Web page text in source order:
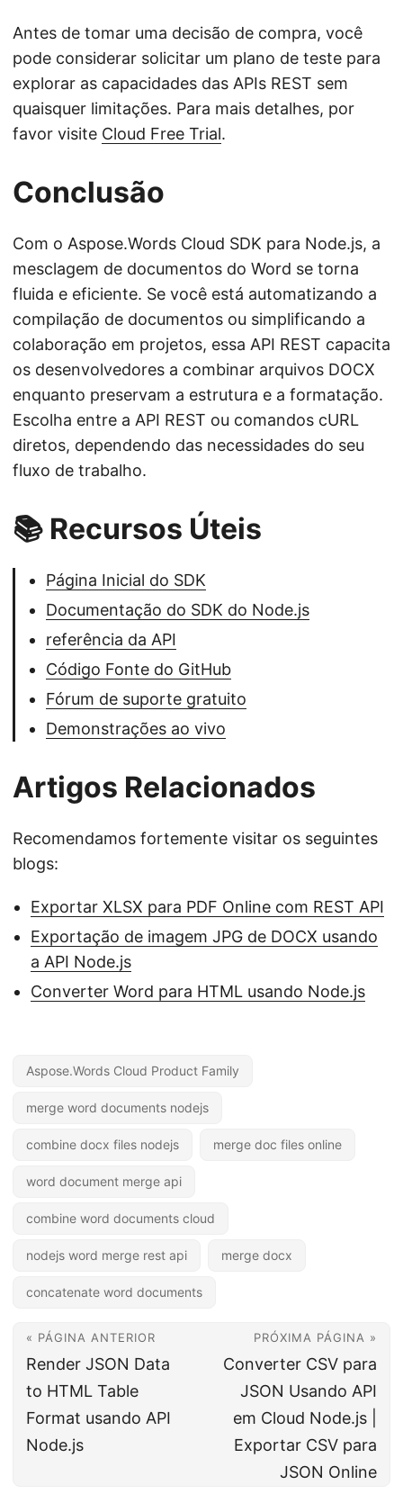
Antes de tomar uma decisão de compra, você
pode considerar solicitar um plano de teste para
explorar as capacidades das APIs REST sem
quaisquer limitações. Para mais detalhes, por
favor visite Cloud Free Trial.
Conclusão
Com o Aspose.Words Cloud SDK para Node.js, a
mesclagem de documentos do Word se torna
fluida e eficiente. Se você está automatizando a
compilação de documentos ou simplificando a
colaboração em projetos, essa API REST capacita
os desenvolvedores a combinar arquivos DOCX
enquanto preservam a estrutura e a formatação.
Escolha entre a API REST ou comandos cURL
diretos, dependendo das necessidades do seu
fluxo de trabalho.
📚 Recursos Úteis
Página Inicial do SDK
Documentação do SDK do Node.js
referência da API
Código Fonte do GitHub
Fórum de suporte gratuito
Demonstrações ao vivo
Artigos Relacionados
Recomendamos fortemente visitar os seguintes
blogs:
Exportar XLSX para PDF Online com REST API
Exportação de imagem JPG de DOCX usando
a API Node.js
Converter Word para HTML usando Node.js
Aspose.Words Cloud Product Family
merge word documents nodejs
combine docx files nodejs merge doc files online
word document merge api
combine word documents cloud
nodejs word merge rest api merge docx
concatenate word documents
« PÁGINA ANTERIOR
Render JSON Data
to HTML Table
Format usando API
Node.js
PRÓXIMA PÁGINA »
Converter CSV para
JSON Usando API
em Cloud Node.js |
Exportar CSV para
JSON Online